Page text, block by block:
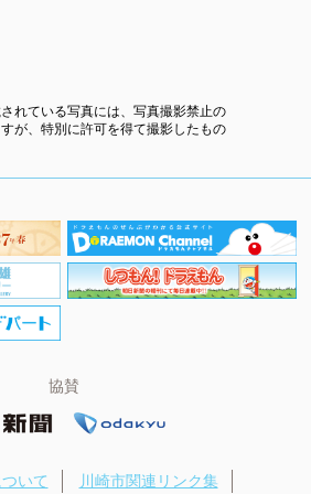
れている写真には、写真撮影禁止の
が、特別に許可を得て撮影したもの
協賛
いて
川崎市関連リンク集